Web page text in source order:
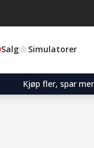
Salg Simulatorer
Kjøp fler, spar